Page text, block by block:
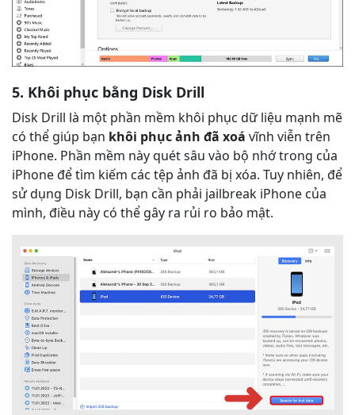
5. Khôi phục bằng Disk Drill
Disk Drill là một phần mềm khôi phục dữ liệu mạnh mẽ
có thể giúp bạn khôi phục ảnh đã xoá vĩnh viễn trên
iPhone. Phần mềm này quét sâu vào bộ nhớ trong của
iPhone để tìm kiếm các tệp ảnh đã bị xóa. Tuy nhiên, để
sử dụng Disk Drill, bạn cần phải jailbreak iPhone của
mình, điều này có thể gây ra rủi ro bảo mật.